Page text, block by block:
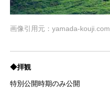
画像引用元 ：yamada-kouji.com
◆拝観
特別公開時期のみ公開